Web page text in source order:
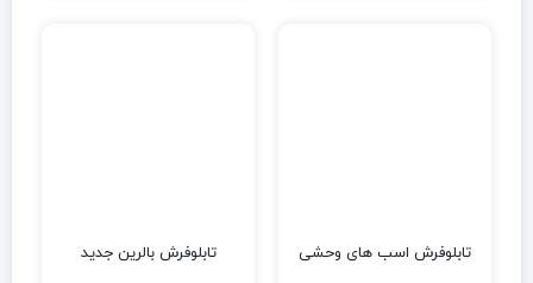
تابلوفرش اسب های وحشی تابلوفرش بالرین جدید